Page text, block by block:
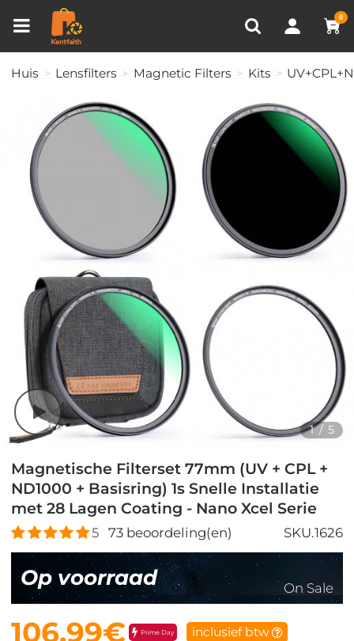
0
RECENT BEKEKEN
Huis Lensfilters Magnetic Filters Kits
1/ 5
Magnetische Filterset 77mm (UV + CPL +
ND1000 + Basisring) 1s Snelle Installatie
met 28 Lagen Coating - Nano Xcel Serie
5 73beoordeling(en) SKU.1626
Op voorraad On Sale
106,99€ Prime Day inclusief btw